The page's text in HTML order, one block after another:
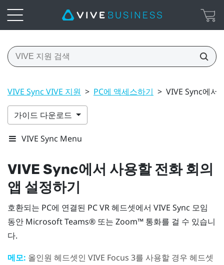
VIVE Sync VIVE 지원 > PC에 액세스하기 > VIVE Sync에서
가이드 다운로드
VIVE Sync Menu
VIVE Sync에서 사용할 전화 회의
앱 설정하기
호환되는 PC에 연결된 PC VR 헤드셋에서 VIVE Sync 모임
동안 Microsoft Teams® 또는 Zoom™ 통화를 걸 수 있습니
다.
메모: 올인원 헤드셋인 VIVE Focus 3를 사용할 경우 헤드셋